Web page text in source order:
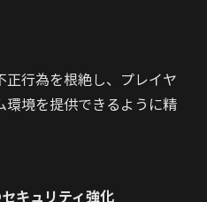
行為を根絶し、プレイヤ
境を提供できるように精
キュリティ強化